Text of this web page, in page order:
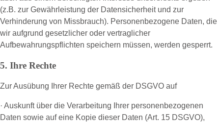
(z.B. zur Gewährleistung der Datensicherheit und zur
Verhinderung von Missbrauch). Personenbezogene Daten, die
wir aufgrund gesetzlicher oder vertraglicher
Aufbewahrungspflichten speichern müssen, werden gesperrt.
5. Ihre Rechte
Zur Ausübung Ihrer Rechte gemäß der DSGVO auf
· Auskunft über die Verarbeitung Ihrer personenbezogenen
Daten sowie auf eine Kopie dieser Daten (Art. 15 DSGVO),